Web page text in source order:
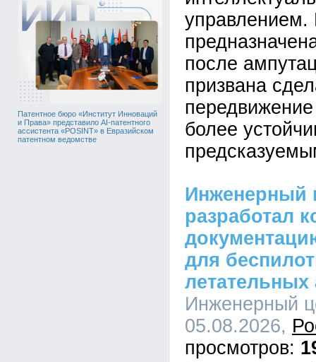
Патентное бюро «Институт Инноваций
и Права» представило AI-патентного
ассистента «POSINT» в Евразийском
патентном ведомстве
управлением.
после
призвана
более
Инженерный
разработал
для
летательных
Инженерный
05.08.2026,